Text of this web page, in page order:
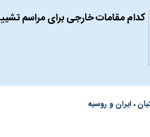
کدام مقامات خارجی برای مراسم
، ایران و روسیه